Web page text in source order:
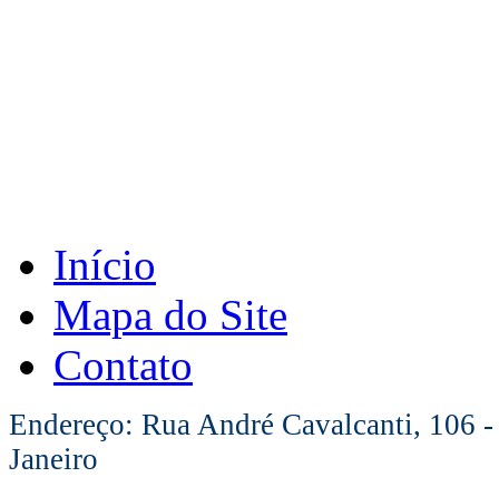
Início
Mapa do Site
Contato
Endereço: Rua André Cavalcanti, 106
Janeiro